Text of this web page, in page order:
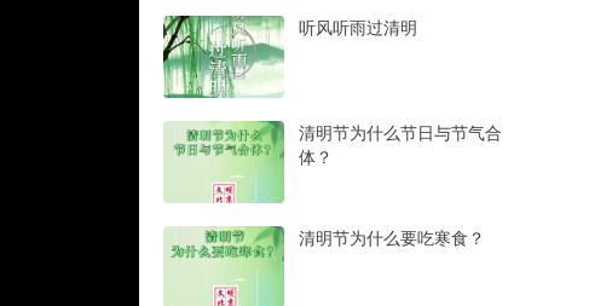
听风听雨过清明
清明节为什么节日与节气合
体？
清明节为什么要吃寒食？